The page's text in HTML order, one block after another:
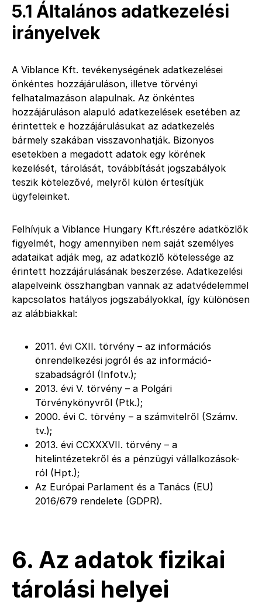
5.1 Általános adatkezelési
irányelvek
A Viblance Kft. tevékenységének adatkezelései
önkéntes hozzájáruláson, illetve törvényi
felhatalmazáson alapulnak. Az önkéntes
hozzájáruláson alapuló adatkezelések esetében az
érintettek e hozzájárulásukat az adatkezelés
bármely szakában visszavonhatják. Bizonyos
esetekben a megadott adatok egy körének
kezelését, tárolását, továbbítását jogszabályok
teszik kötelezővé, melyről külön értesítjük
ügyfeleinket.
Felhívjuk a Viblance Hungary Kft.részére adatközlők
figyelmét, hogy amennyiben nem saját személyes
adataikat adják meg, az adatközlő kötelessége az
érintett hozzájárulásának beszerzése. Adatkezelési
alapelveink összhangban vannak az adatvédelemmel
kapcsolatos hatályos jogszabályokkal, így különösen
az alábbiakkal:
2011. évi CXII. törvény – az információs
önrendelkezési jogról és az információ-
szabadságról (Infotv.);
2013. évi V. törvény – a Polgári
Törvénykönyvről (Ptk.);
2000. évi C. törvény – a számvitelről (Számv.
tv.);
2013. évi CCXXXVII. törvény – a
hitelintézetekről és a pénzügyi vállalkozások-
ról (Hpt.);
Az Európai Parlament és a Tanács (EU)
2016/679 rendelete (GDPR).
6. Az adatok fizikai
tárolási helyei